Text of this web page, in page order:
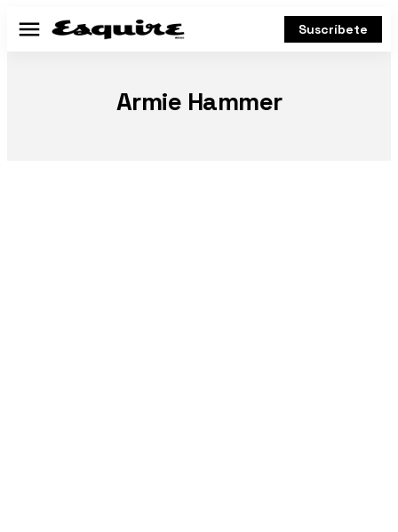
Menú Suscríbete
Armie Hammer